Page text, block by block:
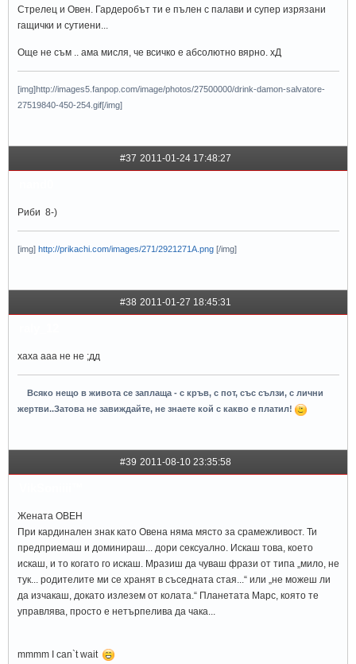
Стрелец и Овен. Гардеробът ти е пълен с палави и супер изрязани
гащички и сутиени...
Още не съм .. ама мисля, че всичко е абсолютно вярно. хД
[img]http://images5.fanpop.com/image/photos/27500000/drink-damon-salvatore-
27519840-450-254.gif[/img]
#37 2011-01-24 17:48:27
Риби 8-)
[img] http://prikachi.com/images/271/2921271A.png [/img]
#38 2011-01-27 18:45:31
хаха ааа не не ;дд
Всяко нещо в живота се заплаща - с кръв, с пот, със сълзи, с лични
жертви..Затова не завиждайте, не знаете кой с какво е платил!
#39 2011-08-10 23:35:58
Жената ОВЕН
При кардинален знак като Овена няма място за срамежливост. Ти
предприемаш и доминираш... дори сексуално. Искаш това, което
искаш, и то когато го искаш. Мразиш да чуваш фрази от типа „мило, не
тук... родителите ми се хранят в съседната стая...“ или „не можеш ли
да изчакаш, докато излезем от колата.“ Планетата Марс, която те
управлява, просто е нетърпелива да чака...
mmmm I can`t wait